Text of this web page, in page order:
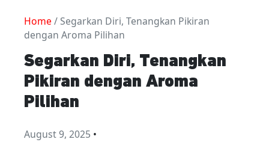
Home / Segarkan Diri, Tenangkan Pikiran
dengan Aroma Pilihan
Segarkan Diri, Tenangkan
Pikiran dengan Aroma
Pilihan
August 9, 2025 •